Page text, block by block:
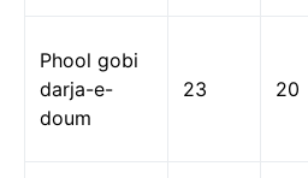
Phool gobi
darja-e-
doum
23 20